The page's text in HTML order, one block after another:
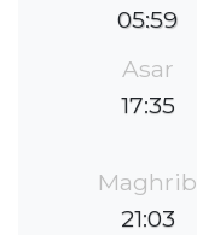
05:59
Asar
17:35
Maghrib
21:03